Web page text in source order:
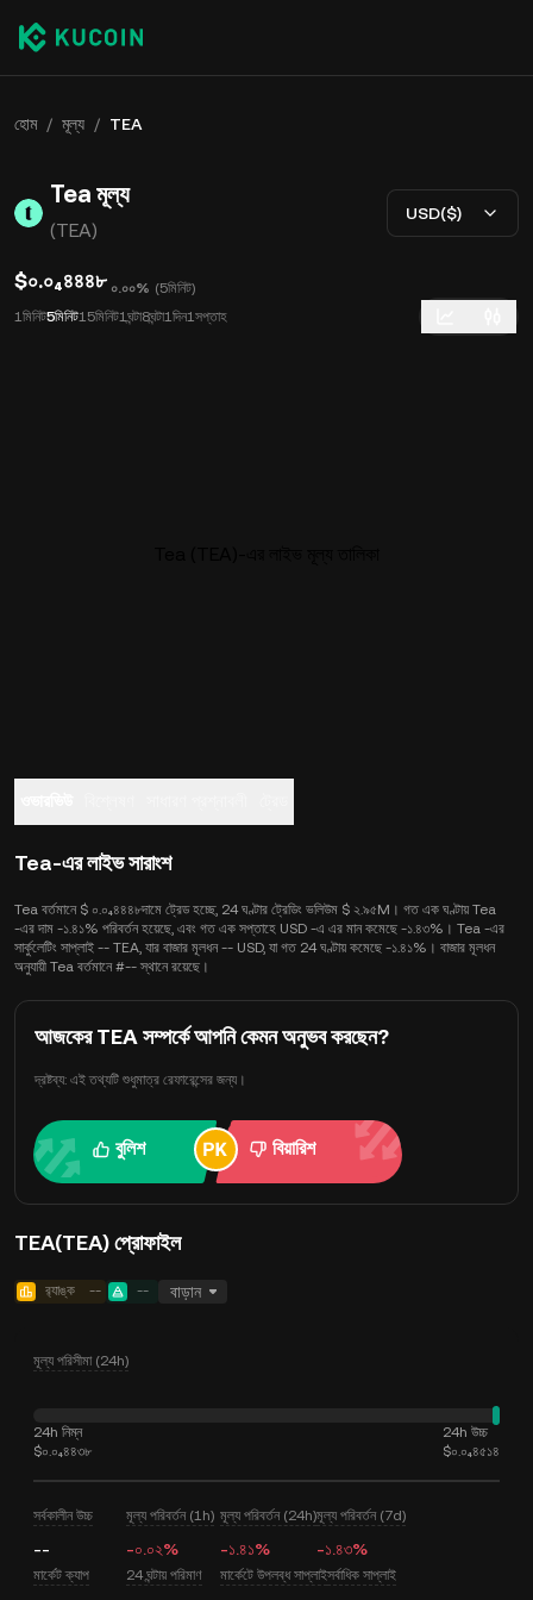
হোম / মূল্য / TEA
Tea মূল্য
(TEA)
USD($)
$০.০₄৪৪৪৮ ০.০০% (5মিনিট)
1মিনিট5মিনিট15মিনিট1ঘন্টা8ঘন্টা1দিন1সপ্তাহ
Tea-এর লাইভ সারাংশ
Tea বর্তমানে $ ০.০₄৪৪৪৮দামে ট্রেড হচ্ছে, 24 ঘণ্টার ট্রেডিং ভলিউম $ ২.৯৫M। গত এক ঘণ্টায় Tea
-এর দাম -১.৪১% পরিবর্তন হয়েছে, এবং গত এক সপ্তাহে USD -এ এর মান কমেছে -১.৪৩%। Tea -এর
সার্কুলেটিং সাপ্লাই -- TEA, যার বাজার মূলধন -- USD, যা গত 24 ঘণ্টায় কমেছে -১.৪১%। বাজার মূলধন
অনুযায়ী Tea বর্তমানে #-- স্থানে রয়েছে।
আজকের TEA সম্পর্কে আপনি কেমন অনুভব করছেন?
দ্রষ্টব্য: এই তথ্যটি শুধুমাত্র রেফারেন্সের জন্য।
বুলিশ বিয়ারিশ
TEA(TEA) প্রোফাইল
র‍্যাঙ্ক -- -- বাড়ান
মূল্য পরিসীমা (24h)
24h নিম্ন
$০.০₄৪৪৩৮
24h উচ্চ
$০.০₄৪৫১৪
সর্বকালীন উচ্চ
--
মূল্য পরিবর্তন (1h)
-০.০২%
মূল্য পরিবর্তন (24h)
-১.৪১%
মূল্য পরিবর্তন (7d)
-১.৪৩%
মার্কেট ক্যাপ 24 ঘন্টায় পরিমাণ মার্কেটে উপলব্ধ সাপ্লাইসর্বাধিক সাপ্লাই